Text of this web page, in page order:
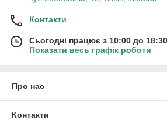
Контакти
Сьогодні працює з 10:00 до 18:30
Показати весь графік роботи
Про нас
Контакти